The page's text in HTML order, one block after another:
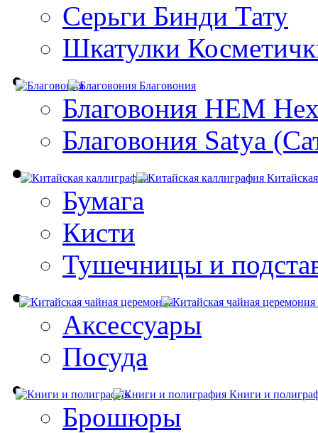
Серьги Бинди Тату
Шкатулки
Благовония
Благовония HEM
Благовония Satya
Бумага
Кисти
Тушечницы и
Аксессуары
Посуда
Книги и
Брошюры